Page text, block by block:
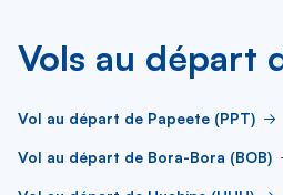
Vols au départ
Vol au départ de Papeete (PPT)
Vol au départ de Bora-Bora (BOB)